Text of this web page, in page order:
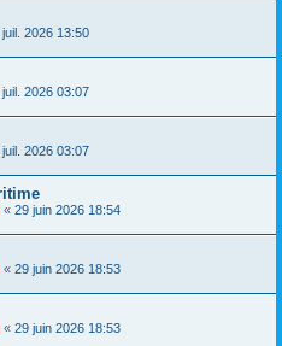
juil. 2026 13:50
juil. 2026 03:07
juil. 2026 03:07
« 29 juin 2026 18:54
« 29 juin 2026 18:53
« 29 juin 2026 18:53